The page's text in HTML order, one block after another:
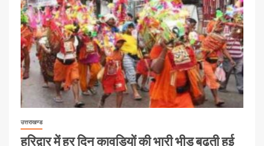
उत्तराखण्ड
हरिद्वार में हर दिन कावड़ियों की भारी भीड़ बढ़ती हुई